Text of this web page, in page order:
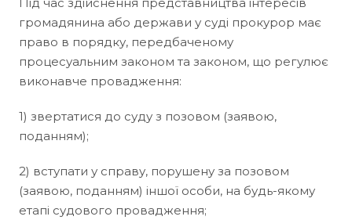
громадянина або держави у суді прокурор має
право в порядку, передбаченому
процесуальним законом та законом, що регулює
виконавче провадження:
1) звертатися до суду з позовом (заявою,
поданням);
2) вступати у справу, порушену за позовом
(заявою, поданням) іншої особи, на будь-якому
етапі судового провадження;